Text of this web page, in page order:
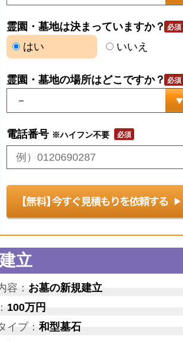
霊園・墓地は決まっていますか？
はい
いいえ
霊園・墓地の場所はどこですか？
電話番号 ※ハイフン不要
立
容： お墓の新規建立
100万円
イプ：和型墓石